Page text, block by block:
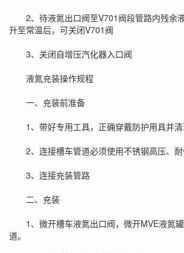
2、待液氮出口阀至V701阀段管路内残余
升至常温后，可关闭V701阀
3、关闭自增压汽化器入口阀
液氮充装操作规程
一、充装前准备
1、带好专用工具，正确穿戴防护用具并清
2、连接槽车管道必须使用不锈钢高压、耐
3、连接充装管路
二、充装
1、微开槽车液氮出口阀，微开MVE液氮罐
道。